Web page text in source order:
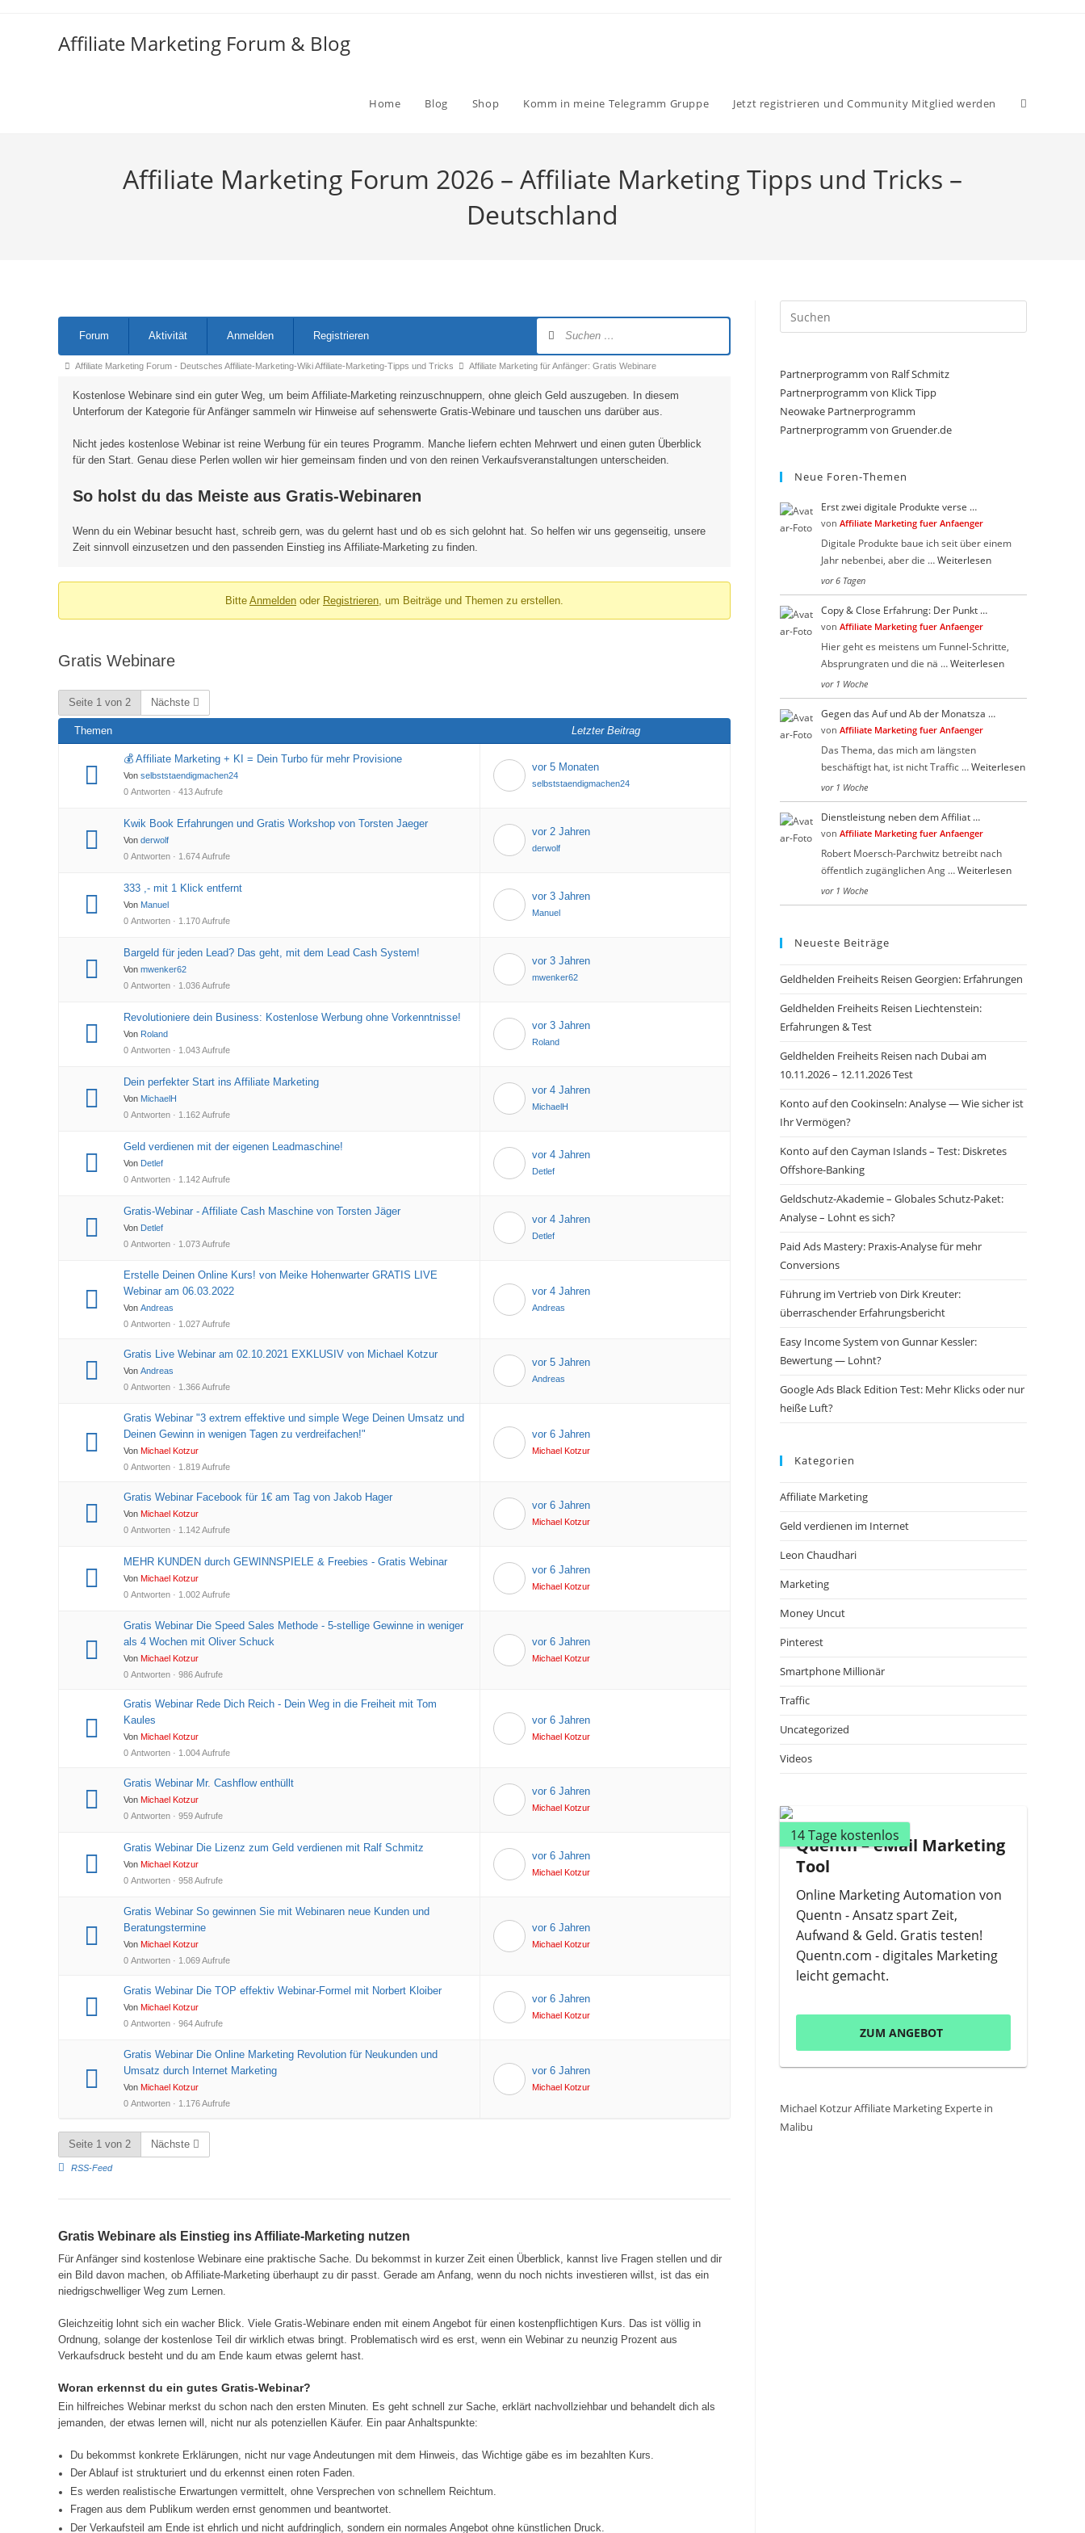
Affiliate Marketing Forum & Blog
Home Blog Shop Komm in meine Telegramm Gruppe Jetzt registrieren und Community Mitglied werden Website-
Affiliate Marketing Forum 2026 – Affiliate Marketing Tipps und Tricks –
Deutschland
Forum Aktivität Anmelden Registrieren
Forum-
bist
Affiliate Marketing Forum - Deutsches Affiliate-Marketing-Wiki Affiliate-Marketing-Tipps und Tricks Affiliate Marketing für Anfänger: Gratis Webinare
Kostenlose Webinare sind ein guter Weg, um beim Affiliate-Marketing reinzuschnuppern, ohne gleich Geld auszugeben. In diesem
Unterforum der Kategorie für Anfänger sammeln wir Hinweise auf sehenswerte Gratis-Webinare und tauschen uns darüber aus.
Nicht jedes kostenlose Webinar ist reine Werbung für ein teures Programm. Manche liefern echten Mehrwert und einen guten Überblick
für den Start. Genau diese Perlen wollen wir hier gemeinsam finden und von den reinen Verkaufsveranstaltungen unterscheiden.
So holst du das Meiste aus Gratis-Webinaren
Wenn du ein Webinar besucht hast, schreib gern, was du gelernt hast und ob es sich gelohnt hat. So helfen wir uns gegenseitig, unsere
Zeit sinnvoll einzusetzen und den passenden Einstieg ins Affiliate-Marketing zu finden.
Bitte Anmelden oder Registrieren, um Beiträge und Themen zu erstellen.
Gratis Webinare
Seite 1 von 2 Nächste
Themen Letzter Beitrag
💰 Affiliate Marketing + KI = Dein Turbo für mehr Provisione
Von selbststaendigmachen24
0 Antworten · 413 Aufrufe
vor 5 Monaten
selbststaendigmachen24
Kwik Book Erfahrungen und Gratis Workshop von Torsten Jaeger
Von derwolf
0 Antworten · 1.674 Aufrufe
vor 2 Jahren
derwolf
333 ,- mit 1 Klick entfernt
Von Manuel
0 Antworten · 1.170 Aufrufe
vor 3 Jahren
Manuel
Bargeld für jeden Lead? Das geht, mit dem Lead Cash System!
Von mwenker62
0 Antworten · 1.036 Aufrufe
vor 3 Jahren
mwenker62
Revolutioniere dein Business: Kostenlose Werbung ohne Vorkenntnisse!
Von Roland
0 Antworten · 1.043 Aufrufe
vor 3 Jahren
Roland
Dein perfekter Start ins Affiliate Marketing
Von MichaelH
0 Antworten · 1.162 Aufrufe
vor 4 Jahren
MichaelH
Geld verdienen mit der eigenen Leadmaschine!
Von Detlef
0 Antworten · 1.142 Aufrufe
vor 4 Jahren
Detlef
Gratis-Webinar - Affiliate Cash Maschine von Torsten Jäger
Von Detlef
0 Antworten · 1.073 Aufrufe
vor 4 Jahren
Detlef
Erstelle Deinen Online Kurs! von Meike Hohenwarter GRATIS LIVE
Webinar am 06.03.2022
Von Andreas
0 Antworten · 1.027 Aufrufe
vor 4 Jahren
Andreas
Gratis Live Webinar am 02.10.2021 EXKLUSIV von Michael Kotzur
Von Andreas
0 Antworten · 1.366 Aufrufe
vor 5 Jahren
Andreas
Gratis Webinar "3 extrem effektive und simple Wege Deinen Umsatz und
Deinen Gewinn in wenigen Tagen zu verdreifachen!"
Von Michael Kotzur
0 Antworten · 1.819 Aufrufe
vor 6 Jahren
Michael Kotzur
Gratis Webinar Facebook für 1€ am Tag von Jakob Hager
Von Michael Kotzur
0 Antworten · 1.142 Aufrufe
vor 6 Jahren
Michael Kotzur
MEHR KUNDEN durch GEWINNSPIELE & Freebies - Gratis Webinar
Von Michael Kotzur
0 Antworten · 1.002 Aufrufe
vor 6 Jahren
Michael Kotzur
Gratis Webinar Die Speed Sales Methode - 5-stellige Gewinne in weniger
als 4 Wochen mit Oliver Schuck
Von Michael Kotzur
0 Antworten · 986 Aufrufe
vor 6 Jahren
Michael Kotzur
Gratis Webinar Rede Dich Reich - Dein Weg in die Freiheit mit Tom
Kaules
Von Michael Kotzur
0 Antworten · 1.004 Aufrufe
vor 6 Jahren
Michael Kotzur
Gratis Webinar Mr. Cashflow enthüllt
Von Michael Kotzur
0 Antworten · 959 Aufrufe
vor 6 Jahren
Michael Kotzur
Gratis Webinar Die Lizenz zum Geld verdienen mit Ralf Schmitz
Von Michael Kotzur
0 Antworten · 958 Aufrufe
vor 6 Jahren
Michael Kotzur
Gratis Webinar So gewinnen Sie mit Webinaren neue Kunden und
Beratungstermine
Von Michael Kotzur
0 Antworten · 1.069 Aufrufe
vor 6 Jahren
Michael Kotzur
Gratis Webinar Die TOP effektiv Webinar-Formel mit Norbert Kloiber
Von Michael Kotzur
0 Antworten · 964 Aufrufe
vor 6 Jahren
Michael Kotzur
Gratis Webinar Die Online Marketing Revolution für Neukunden und
Umsatz durch Internet Marketing
Von Michael Kotzur
0 Antworten · 1.176 Aufrufe
vor 6 Jahren
Michael Kotzur
Seite 1 von 2 Nächste
RSS-Feed
Gratis Webinare als Einstieg ins Affiliate-Marketing nutzen
Für Anfänger sind kostenlose Webinare eine praktische Sache. Du bekommst in kurzer Zeit einen Überblick, kannst live Fragen stellen und dir
ein Bild davon machen, ob Affiliate-Marketing überhaupt zu dir passt. Gerade am Anfang, wenn du noch nichts investieren willst, ist das ein
niedrigschwelliger Weg zum Lernen.
Gleichzeitig lohnt sich ein wacher Blick. Viele Gratis-Webinare enden mit einem Angebot für einen kostenpflichtigen Kurs. Das ist völlig in
Ordnung, solange der kostenlose Teil dir wirklich etwas bringt. Problematisch wird es erst, wenn ein Webinar zu neunzig Prozent aus
Verkaufsdruck besteht und du am Ende kaum etwas gelernt hast.
Woran erkennst du ein gutes Gratis-Webinar?
Ein hilfreiches Webinar merkst du schon nach den ersten Minuten. Es geht schnell zur Sache, erklärt nachvollziehbar und behandelt dich als
jemanden, der etwas lernen will, nicht nur als potenziellen Käufer. Ein paar Anhaltspunkte:
Du bekommst konkrete Erklärungen, nicht nur vage Andeutungen mit dem Hinweis, das Wichtige gäbe es im bezahlten Kurs.
Der Ablauf ist strukturiert und du erkennst einen roten Faden.
Es werden realistische Erwartungen vermittelt, ohne Versprechen von schnellem Reichtum.
Fragen aus dem Publikum werden ernst genommen und beantwortet.
Der Verkaufsteil am Ende ist ehrlich und nicht aufdringlich, sondern ein normales Angebot ohne künstlichen Druck.
Escape
Partnerprogramm von Ralf Schmitz
Partnerprogramm von Klick Tipp
Neowake Partnerprogramm
Partnerprogramm von Gruender.de
Neue Foren-Themen
Erst zwei digitale Produkte verse …
von Affiliate Marketing fuer Anfaenger
Digitale Produkte baue ich seit über einem
Jahr nebenbei, aber die …Weiterlesen
vor 6 Tagen
Copy & Close Erfahrung: Der Punkt …
von Affiliate Marketing fuer Anfaenger
Hier geht es meistens um Funnel-Schritte,
Absprungraten und die nä …Weiterlesen
vor 1 Woche
Gegen das Auf und Ab der Monatsza …
von Affiliate Marketing fuer Anfaenger
Das Thema, das mich am längsten
beschäftigt hat, ist nicht Traffic …Weiterlesen
vor 1 Woche
Dienstleistung neben dem Affiliat …
von Affiliate Marketing fuer Anfaenger
Robert Moersch-Parchwitz betreibt nach
öffentlich zugänglichen Ang …Weiterlesen
vor 1 Woche
Neueste Beiträge
Geldhelden Freiheits Reisen Georgien: Erfahrungen
Geldhelden Freiheits Reisen Liechtenstein:
Erfahrungen & Test
Geldhelden Freiheits Reisen nach Dubai am
10.11.2026 – 12.11.2026 Test
Konto auf den Cookinseln: Analyse — Wie sicher ist
Ihr Vermögen?
Konto auf den Cayman Islands – Test: Diskretes
Offshore-Banking
Geldschutz-Akademie – Globales Schutz-Paket:
Analyse – Lohnt es sich?
Paid Ads Mastery: Praxis-Analyse für mehr
Conversions
Führung im Vertrieb von Dirk Kreuter:
überraschender Erfahrungsbericht
Easy Income System von Gunnar Kessler:
Bewertung — Lohnt?
Google Ads Black Edition Test: Mehr Klicks oder nur
heiße Luft?
Kategorien
Affiliate Marketing
Geld verdienen im Internet
Leon Chaudhari
Marketing
Money Uncut
Pinterest
Smartphone Millionär
Traffic
Uncategorized
Videos
14 Tage kostenlos
Quentn – eMail Marketing
Tool
Online Marketing Automation von
Quentn - Ansatz spart Zeit,
Aufwand & Geld. Gratis testen!
Quentn.com - digitales Marketing
leicht gemacht.
ZUM ANGEBOT
Michael Kotzur Affiliate Marketing Experte in
Malibu